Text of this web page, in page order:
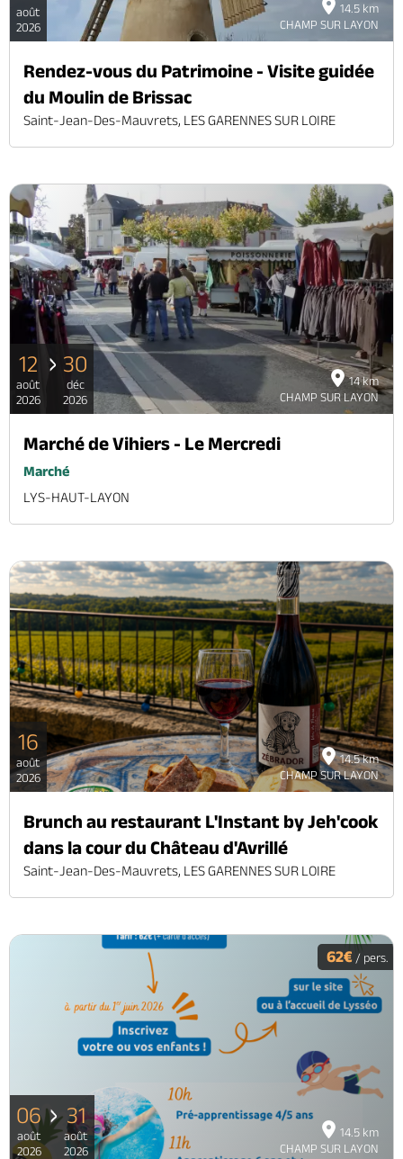
14.5 km
CHAMP SUR LAYON
août
2026
Rendez-vous du Patrimoine - Visite guidée
du Moulin de Brissac
Saint-Jean-Des-Mauvrets, LES GARENNES SUR LOIRE
14 km
CHAMP SUR LAYON
12
août
2026
30
déc
2026
Marché de Vihiers - Le Mercredi
Marché
LYS-HAUT-LAYON
14.5 km
CHAMP SUR LAYON
16
août
2026
Brunch au restaurant L'Instant by Jeh'cook
dans la cour du Château d'Avrillé
Saint-Jean-Des-Mauvrets, LES GARENNES SUR LOIRE
14.5 km
CHAMP SUR LAYON
62€ / pers.
06
août
2026
31
août
2026